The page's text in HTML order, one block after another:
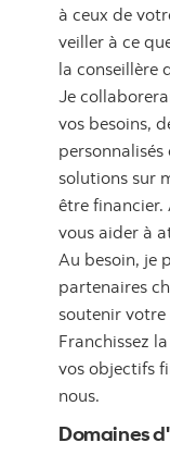
à ceux de
veiller à ce
la conseillère
Je
vos besoins,
solutions sur
être financier.
vous aider à
Au besoin, je
partenaires
soutenir votre
Franchissez
vos objectifs
nous.
Domaines